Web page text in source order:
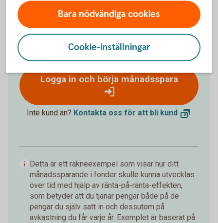
Förväntat sparbelopp om 10 år
172 019 kr
Insättningar från dig är 120 000 kr.
avkastning är +52 019 kr.
Logga in och börja månadsspara
Inte kund än? Kontakta oss för att bli kund
Detta är ett räkneexempel som visar hur ditt
månadssparande i fonder skulle kunna utvecklas
över tid med hjälp av ränta-på-ränta-effekten,
som betyder att du tjänar pengar både på de
pengar du själv satt in och dessutom på
avkastning du får varje år. Exemplet är baserat på
Bara nödvändiga cookies
Cookie-inställningar